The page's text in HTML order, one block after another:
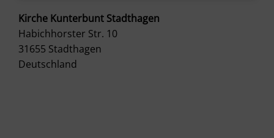
Kirche Kunterbunt Stadthagen
Habichhorster Str. 10
31655 Stadthagen
Deutschland